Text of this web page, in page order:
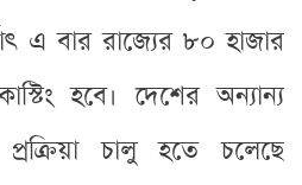
এ বার রাজ্যের ৮০ হাজার
হবে। দেশের অন্যান্য
চালু হতে চলেছে